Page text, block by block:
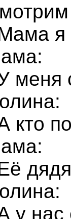
я
меня
кто
у нас